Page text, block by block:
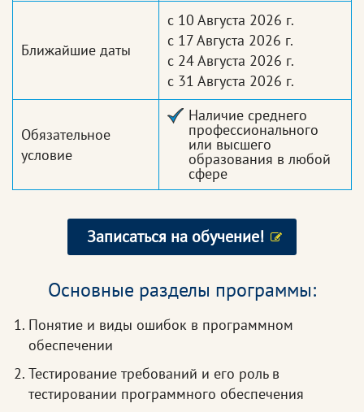
Ближайшие даты
с 10 Августа 2026 г.
с 17 Августа 2026 г.
с 24 Августа 2026 г.
с 31 Августа 2026 г.
Обязательное
условие
Наличие среднего
профессионального
или высшего
образования в любой
сфере
Записаться на обучение!
Основные разделы программы:
Понятие и виды ошибок в программном
обеспечении
Тестирование требований и его роль в
тестировании программного обеспечения